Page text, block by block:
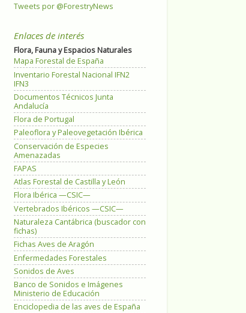
Tweets por @ForestryNews
Enlaces de interés
Flora, Fauna y Espacios Naturales
Mapa Forestal de España
Inventario Forestal Nacional IFN2
IFN3
Documentos Técnicos Junta
Andalucía
Flora de Portugal
Paleoflora y Paleovegetación Ibérica
Conservación de Especies
Amenazadas
FAPAS
Atlas Forestal de Castilla y León
Flora Ibérica —CSIC—
Vertebrados Ibéricos —CSIC—
Naturaleza Cantábrica (buscador con
fichas)
Fichas Aves de Aragón
Enfermedades Forestales
Sonidos de Aves
Banco de Sonidos e Imágenes
Ministerio de Educación
Enciclopedia de las aves de España